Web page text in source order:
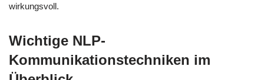
wirkungsvoll.
Wichtige NLP-
Kommunikationstechniken im